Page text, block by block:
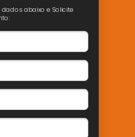
dados abaixo e Solicite